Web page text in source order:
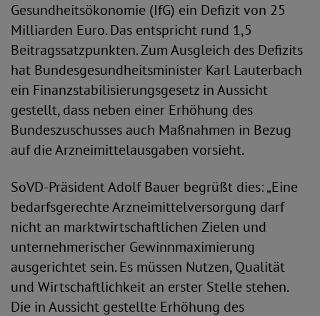
Gesundheitsökonomie (IfG) ein Defizit von 25
Milliarden Euro. Das entspricht rund 1,5
Beitragssatzpunkten. Zum Ausgleich des Defizits
hat Bundesgesundheitsminister Karl Lauterbach
ein Finanzstabilisierungsgesetz in Aussicht
gestellt, dass neben einer Erhöhung des
Bundeszuschusses auch Maßnahmen in Bezug
auf die Arzneimittelausgaben vorsieht.
SoVD-Präsident Adolf Bauer begrüßt dies: „Eine
bedarfsgerechte Arzneimittelversorgung darf
nicht an marktwirtschaftlichen Zielen und
unternehmerischer Gewinnmaximierung
ausgerichtet sein. Es müssen Nutzen, Qualität
und Wirtschaftlichkeit an erster Stelle stehen.
Die in Aussicht gestellte Erhöhung des